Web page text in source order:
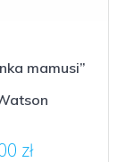
mamusi”
zł